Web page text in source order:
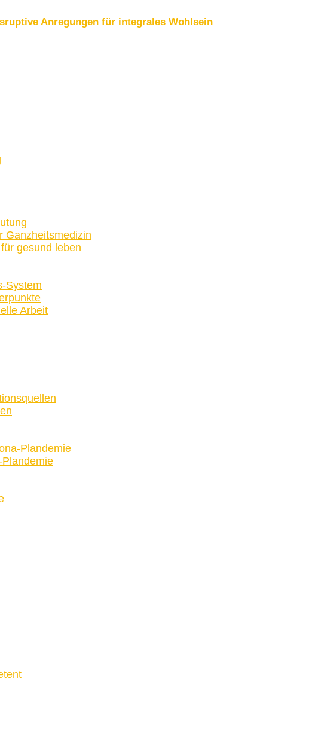
Anregungen für integrales Wohlsein
Ganzheitsmedizin
gesund leben
System
Arbeit
Plandemie